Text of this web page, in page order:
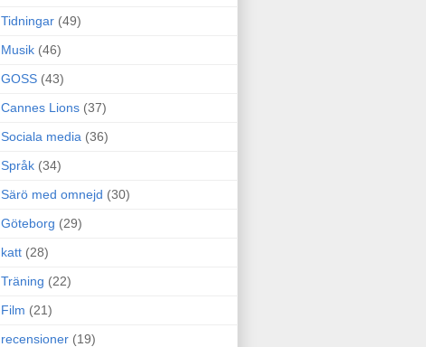
Tidningar (49)
Musik (46)
GOSS (43)
Cannes Lions (37)
Sociala media (36)
Språk (34)
Särö med omnejd (30)
Göteborg (29)
katt (28)
Träning (22)
Film (21)
recensioner (19)